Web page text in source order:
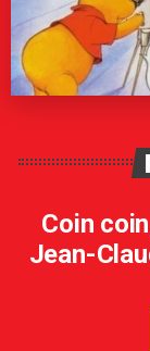
Coin
Jean-